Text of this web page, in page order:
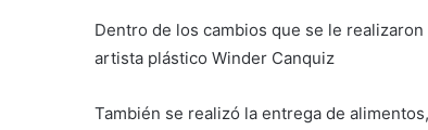
Dentro de los cambios que se le
artista plástico Winder Canquiz
También se realizó la entrega de